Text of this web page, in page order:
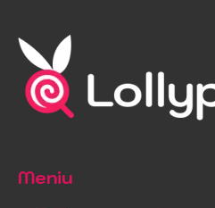
Meniu